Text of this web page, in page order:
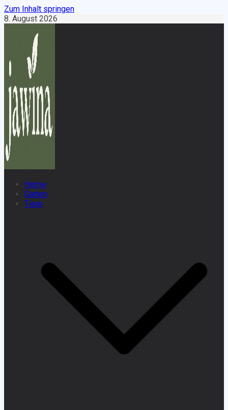
Zum Inhalt springen
8. August 2026
Home
Garten
Tiere